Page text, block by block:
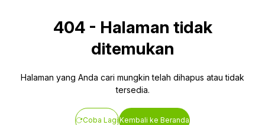
404- Halaman tidak
ditemukan
Halaman yang Anda cari mungkin telah dihapus atau tidak
tersedia.
Coba LagiKembali ke Beranda